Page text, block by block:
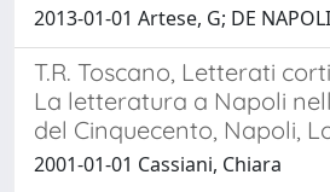
2013-01-01 Artese, G; DE
T.R. Toscano, Letterati
La letteratura a Napoli
del Cinquecento, Napoli,
2001-01-01 Cassiani, Chiara